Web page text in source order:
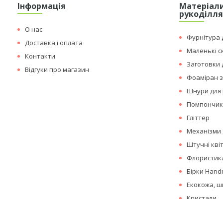
Інформація
О нас
Доставка і оплата
Контакти
Відгуки про магазин
рукоділля
Фурнітура
Маленькі
Заготовки
Фоаміран
Шнури для
Гліттер
Механізми
Штучні
Бірки
Екокожа,